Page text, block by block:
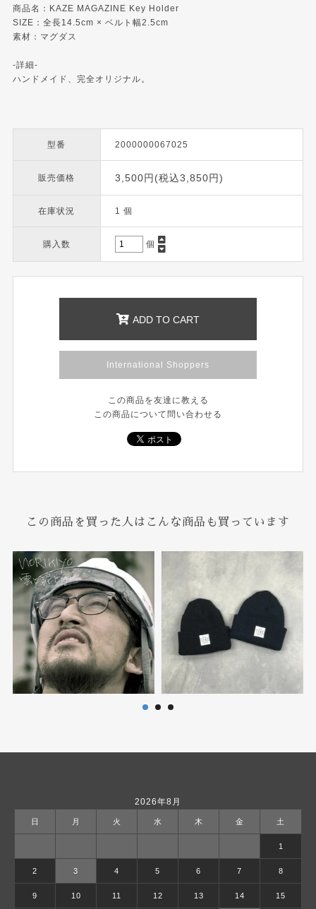
商品名：KAZE MAGAZINE Key Holder
SIZE：全長14.5cm × ベルト幅2.5cm
素材：マグダス
-詳細-
ハンドメイド、完全オリジナル。
型番 2000000067025
販売価格 3,500円(税込3,850円)
在庫状況 1 個
購入数 個
ADD TO CART
International Shoppers
この商品を友達に教える
この商品について問い合わせる
この商品を買った人はこんな商品も買っています
2026年8月
日 月 火 水 木 金 土
1
2 3 4 5 6 7 8
9 10 11 12 13 14 15